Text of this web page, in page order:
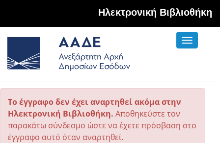
Hλεκτρονική Βιβλιοθήκη
Toggle
Το έγγραφο δεν έχει αναρτηθεί ακόμα στην
Ηλεκτρονική Βιβλιοθήκη. Αποθηκεύστε τον
παρακάτω σύνδεσμο ώστε να έχετε πρόσβαση στο
έγγραφο αυτό όταν αναρτηθεί.